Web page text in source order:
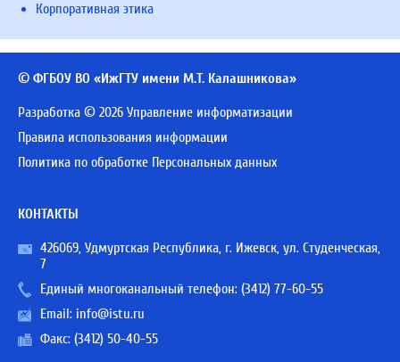
Корпоративная этика
© ФГБОУ ВО «ИжГТУ имени М.Т. Калашникова»
Разработка © 2026 Управление информатизации
Правила использования информации
Политика по обработке Персональных данных
КОНТАКТЫ
426069, Удмуртская Республика, г. Ижевск, ул. Студенческая,
7
Единый многоканальный телефон: (3412) 77-60-55
Email: info@istu.ru
Факс: (3412) 50-40-55